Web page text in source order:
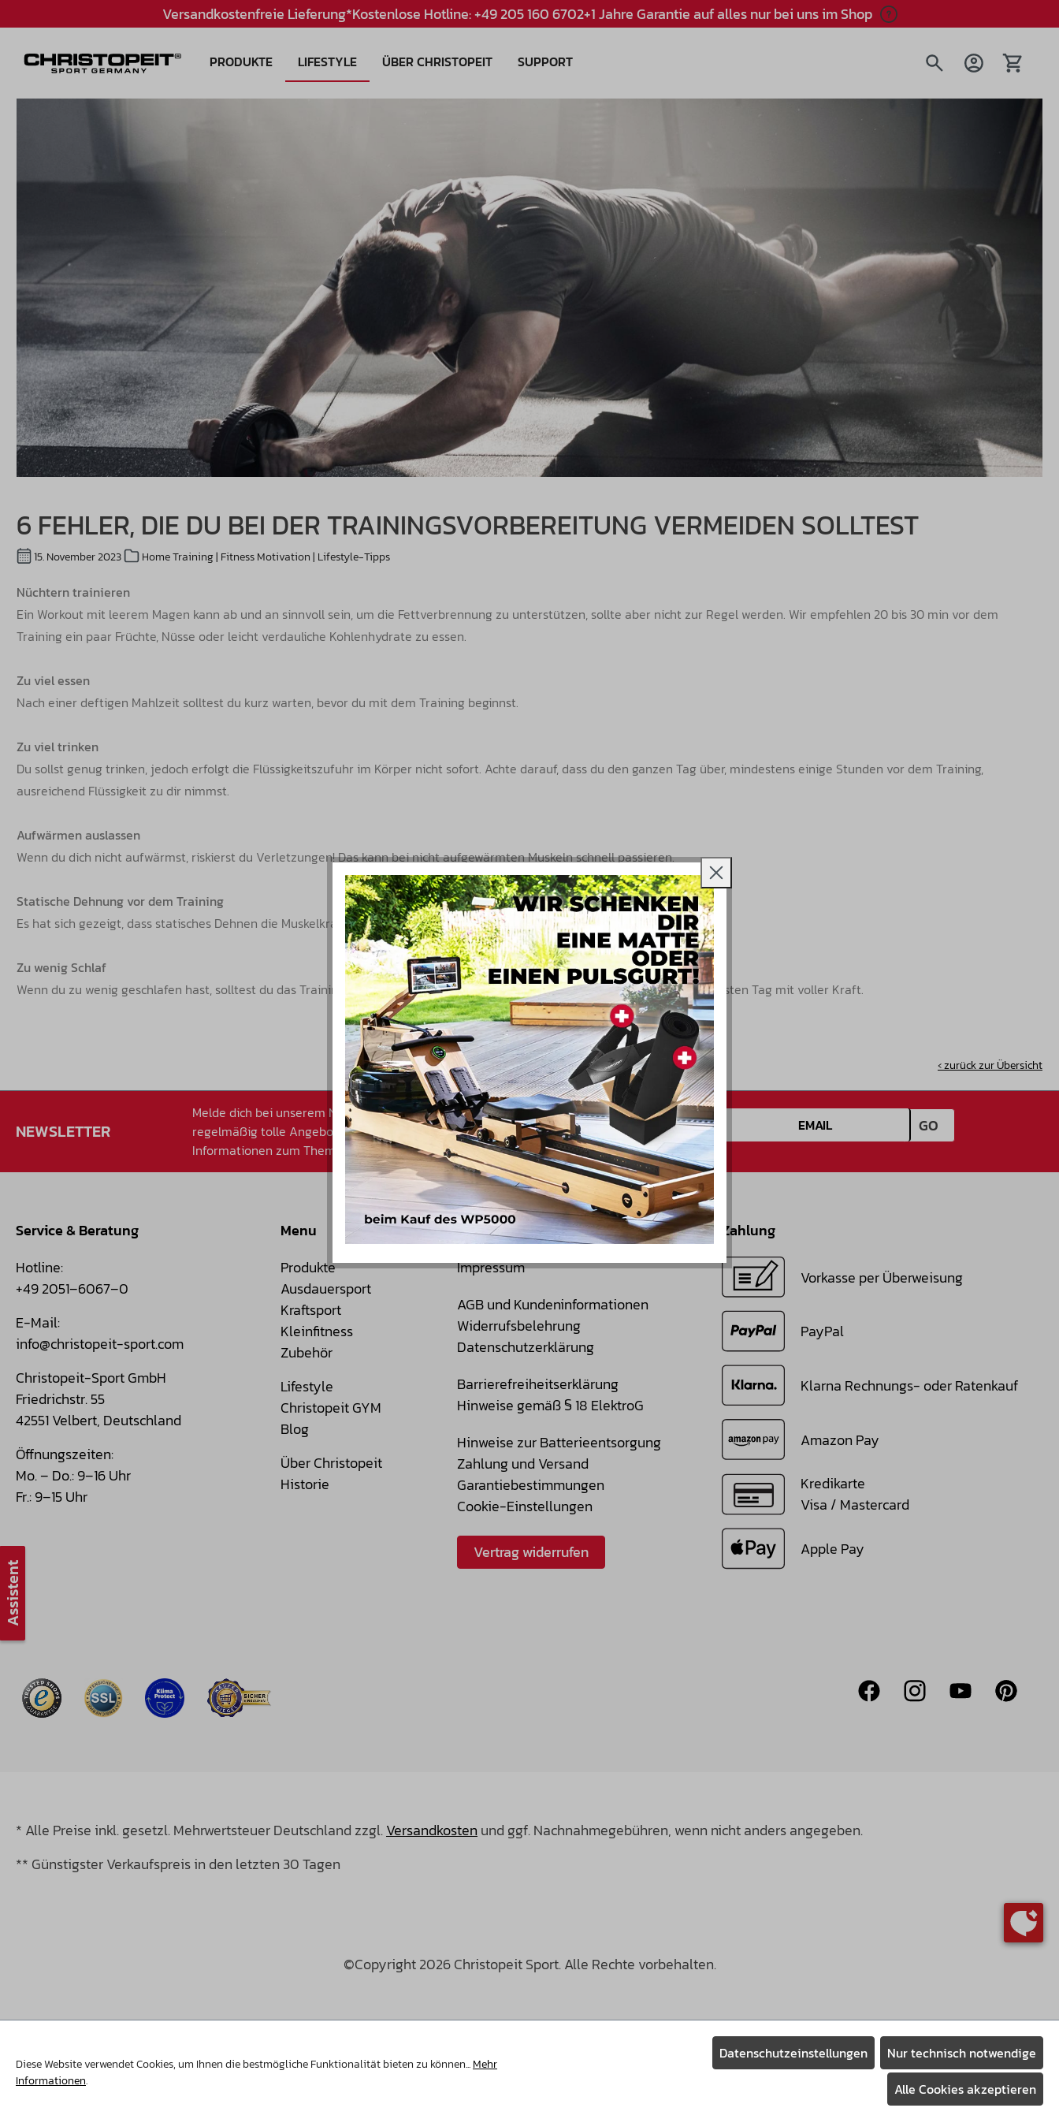
Versandkostenfreie Lieferung*Kostenlose Hotline: +49 205 160 6702+1 Jahre Garantie auf alles nur bei uns im Shop
PRODUKTE LIFESTYLE ÜBER CHRISTOPEIT SUPPORT
6 FEHLER, DIE DU BEI DER TRAININGSVORBEREITUNG VERMEIDEN SOLLTEST
15. November 2023 Home Training | Fitness Motivation | Lifestyle-Tipps
Nüchtern trainieren
Ein Workout mit leerem Magen kann ab und an sinnvoll sein, um die Fettverbrennung zu unterstützen, sollte aber nicht zur Regel werden. Wir empfehlen 20 bis 30 min vor dem
Training ein paar Früchte, Nüsse oder leicht verdauliche Kohlenhydrate zu essen.
Zu viel essen
Nach einer deftigen Mahlzeit solltest du kurz warten, bevor du mit dem Training beginnst.
Zu viel trinken
Du sollst genug trinken, jedoch erfolgt die Flüssigkeitszufuhr im Körper nicht sofort. Achte darauf, dass du den ganzen Tag über, mindestens einige Stunden vor dem Training,
ausreichend Flüssigkeit zu dir nimmst.
Aufwärmen auslassen
Wenn du dich nicht aufwärmst, riskierst du Verletzungen! Das kann bei nicht aufgewärmten Muskeln schnell passieren.
Statische Dehnung vor dem Training
Es hat sich gezeigt, dass statisches Dehnen die Muskelkraft verringert, und dies kann die Leistung erheblich beeinflussen.
Zu wenig Schlaf
Wenn du zu wenig geschlafen hast, solltest du das Training besser ausfallen lassen. Ruhe dich lieber aus und trainiere am nächsten Tag mit voller Kraft.
‹ zurück zur Übersicht
Assistent
NEWSLETTER
Melde dich bei unserem Newsletter an und erhalte
regelmäßig tolle Angebote und spannende
Informationen zum Thema Sport! **
E-Mail-Adresse GO
Service & Beratung
Hotline:
+49 2051–6067–0
E-Mail:
info@christopeit-sport.com
Christopeit-Sport GmbH
Friedrichstr. 55
42551 Velbert, Deutschland
Öffnungszeiten:
Mo. – Do.: 9–16 Uhr
Fr.: 9–15 Uhr
Menu
Produkte
Ausdauersport
Kraftsport
Kleinfitness
Zubehör
Lifestyle
Christopeit GYM
Blog
Über Christopeit
Historie
Rechtliches
Impressum
AGB und Kundeninformationen
Widerrufsbelehrung
Datenschutzerklärung
Barrierefreiheitserklärung
Hinweise gemäß § 18 ElektroG
Hinweise zur Batterieentsorgung
Zahlung und Versand
Garantiebestimmungen
Cookie-Einstellungen
Vertrag widerrufen
Zahlung
Vorkasse per Überweisung
PayPal
Klarna Rechnungs- oder Ratenkauf
Amazon Pay
Kredikarte
Visa / Mastercard
Apple Pay
* Alle Preise inkl. gesetzl. Mehrwertsteuer Deutschland zzgl.Versandkosten und ggf. Nachnahmegebühren, wenn nicht anders angegeben.
** Günstigster Verkaufspreis in den letzten 30 Tagen
©Copyright 2026 Christopeit Sport. Alle Rechte vorbehalten.
Diese Website verwendet Cookies, um Ihnen die bestmögliche Funktionalität bieten zu können...Mehr
Informationen.
Datenschutzeinstellungen
Nur technisch notwendige
Alle Cookies akzeptieren